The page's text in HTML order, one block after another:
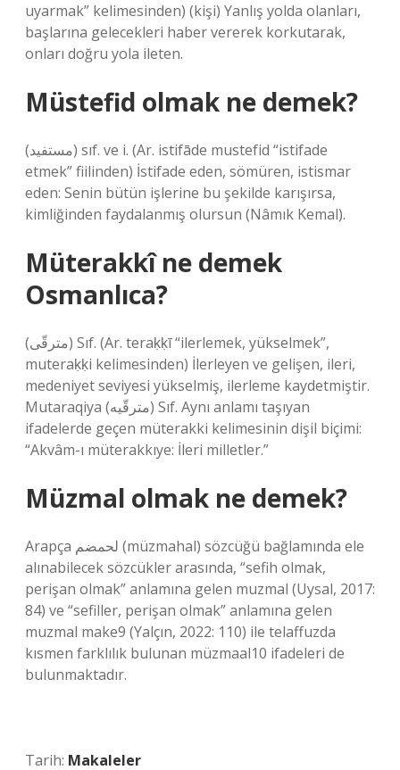
uyarmak” kelimesinden) (kişi) Yanlış yolda olanları,
başlarına gelecekleri haber vererek korkutarak,
onları doğru yola ileten.
Müstefid olmak ne demek?
(ﻣﺴﺘﻔﻴﺪ) sıf. ve i. (Ar. istifāde mustefіd “istifade
etmek” fiilinden) İstifade eden, sömüren, istismar
eden: Senin bütün işlerine bu şekilde karışırsa,
kimliğinden faydalanmış olursun (Nâmık Kemal).
Müterakkî ne demek
Osmanlıca?
(ﻣﺘﺮﻗّﻰ) Sıf. (Ar. teraḳḳī “ilerlemek, yükselmek”,
muteraḳḳі kelimesinden) İlerleyen ve gelişen, ileri,
medeniyet seviyesi yükselmiş, ilerleme kaydetmiştir.
Mutaraqiya (ﻣﺘﺮﻗّﻴﻪ) Sıf. Aynı anlamı taşıyan
ifadelerde geçen müterakki kelimesinin dişil biçimi:
“Akvâm-ı müterakkıye: İleri milletler.”
Müzmal olmak ne demek?
Arapça لحمضم (müzmahal) sözcüğü bağlamında ele
alınabilecek sözcükler arasında, “sefih olmak,
perişan olmak” anlamına gelen muzmal (Uysal, 2017:
84) ve “sefiller, perişan olmak” anlamına gelen
muzmal make9 (Yalçın, 2022: 110) ile telaffuzda
kısmen farklılık bulunan müzmaal10 ifadeleri de
bulunmaktadır.
Tarih: Makaleler